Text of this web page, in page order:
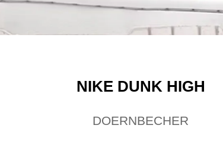
NIKE DUNK HIGH
DOERNBECHER